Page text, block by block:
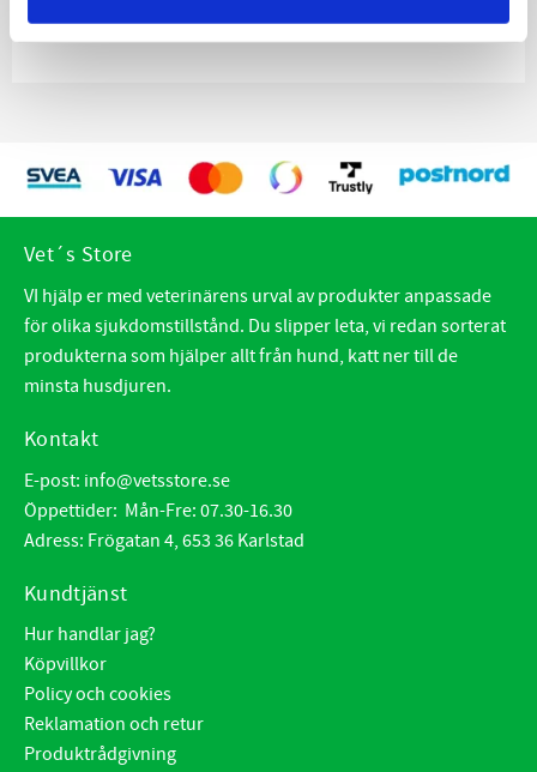
Bli den första att lämna ett omdöme.
Vet´s Store
VI hjälp er med veterinärens urval av produkter anpassade
för olika sjukdomstillstånd. Du slipper leta, vi redan sorterat
produkterna som hjälper allt från hund, katt ner till de
minsta husdjuren.
Kontakt
E-post: info@vetsstore.se
Öppettider: Mån-Fre: 07.30-16.30
Adress: Frögatan 4, 653 36 Karlstad
Kundtjänst
Hur handlar jag?
Köpvillkor
Policy och cookies
Reklamation och retur
Produktrådgivning